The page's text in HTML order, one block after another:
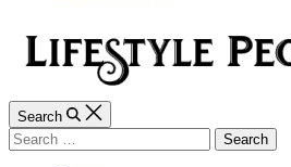
Search
Search
for: